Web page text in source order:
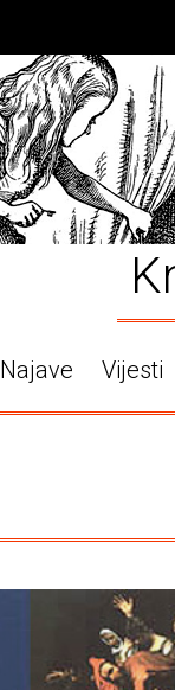
Najave Vijesti